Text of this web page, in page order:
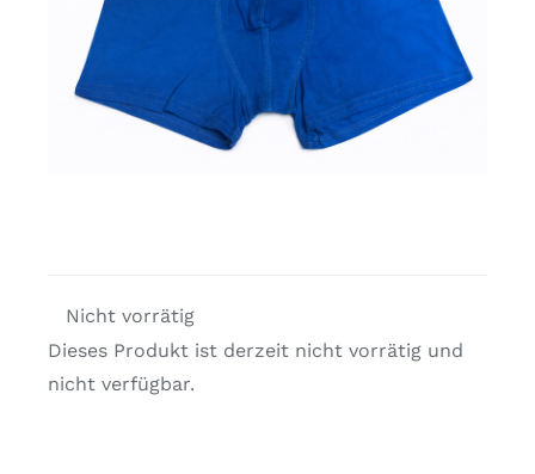
Nicht vorrätig
Dieses Produkt ist derzeit nicht vorrätig und
nicht verfügbar.